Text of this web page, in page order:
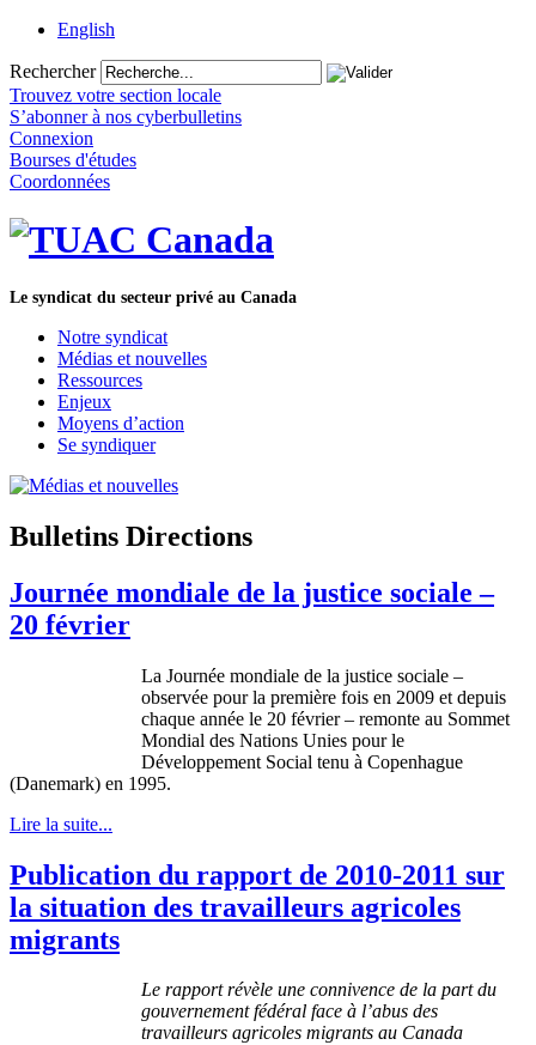
English
Rechercher
Trouvez votre section locale
S’abonner à nos cyberbulletins
Connexion
Bourses d'études
Coordonnées
Le syndicat du secteur privé au Canada
Notre syndicat
Médias et nouvelles
Ressources
Enjeux
Moyens d’action
Se syndiquer
Bulletins Directions
Journée mondiale de la justice sociale –
20 février
La Journée mondiale de la justice sociale –
observée pour la première fois en 2009 et depuis
chaque année le 20 février – remonte au Sommet
Mondial des Nations Unies pour le
Développement Social tenu à Copenhague
(Danemark) en 1995.
Lire la suite...
Publication du rapport de 2010-2011 sur
la situation des travailleurs agricoles
migrants
Le rapport révèle une connivence de la part du
gouvernement fédéral face à l’abus des
travailleurs agricoles migrants au Canada